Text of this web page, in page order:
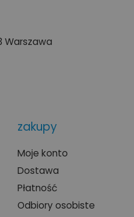
Warszawa
zakupy
Moje konto
Dostawa
Płatność
Odbiory osobiste